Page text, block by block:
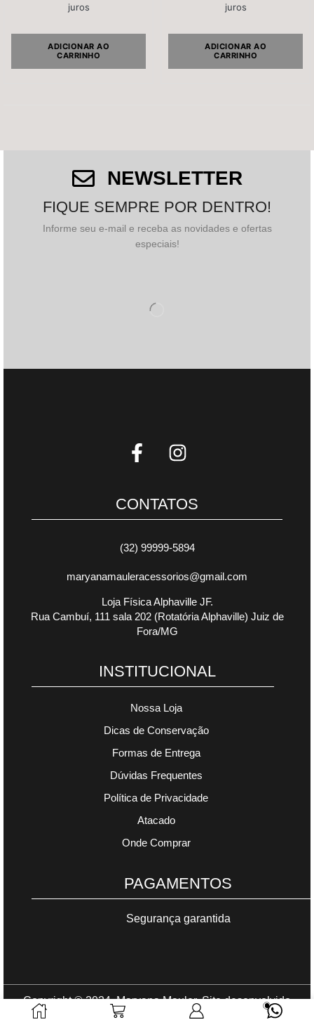
vez que eu comentar.
juros
ADICIONAR AO
CARRINHO
juros
ADICIONAR AO
CARRINHO
NEWSLETTER
FIQUE SEMPRE POR DENTRO!
Informe seu e-mail e receba as novidades e ofertas
especiais!
CONTATOS
(32) 99999-5894
maryanamauleracessorios@gmail.com
Loja Física Alphaville JF.
Rua Cambuí, 111 sala 202 (Rotatória Alphaville) Juiz de
Fora/MG
INSTITUCIONAL
Nossa Loja
Dicas de Conservação
Formas de Entrega
Dúvidas Frequentes
Política de Privacidade
Atacado
Onde Comprar
PAGAMENTOS
Segurança garantida
Copyright © 2024. Maryana Mauler. Site desenvolvido